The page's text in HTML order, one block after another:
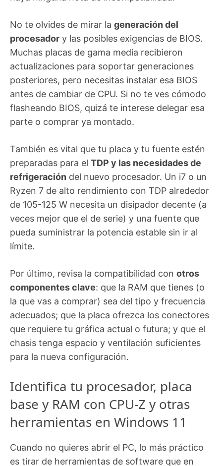
No te olvides de mirar la generación del
procesador y las posibles exigencias de BIOS.
Muchas placas de gama media recibieron
actualizaciones para soportar generaciones
posteriores, pero necesitas instalar esa BIOS
antes de cambiar de CPU. Si no te ves cómodo
flasheando BIOS, quizá te interese delegar esa
parte o comprar ya montado.
También es vital que tu placa y tu fuente estén
preparadas para el TDP y las necesidades de
refrigeración del nuevo procesador. Un i7 o un
Ryzen 7 de alto rendimiento con TDP alrededor
de 105-125 W necesita un disipador decente (a
veces mejor que el de serie) y una fuente que
pueda suministrar la potencia estable sin ir al
límite.
Por último, revisa la compatibilidad con otros
componentes clave: que la RAM que tienes (o
la que vas a comprar) sea del tipo y frecuencia
adecuados; que la placa ofrezca los conectores
que requiere tu gráfica actual o futura; y que el
chasis tenga espacio y ventilación suficientes
para la nueva configuración.
Identifica tu procesador, placa
base y RAM con CPU-Z y otras
herramientas en Windows 11
Cuando no quieres abrir el PC, lo más práctico
es tirar de herramientas de software que en